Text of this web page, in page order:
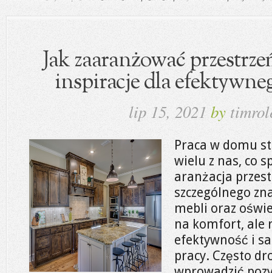
Jak zaaranżować
inspiracje dla
lip 15, 2021 by
Praca w domu
wielu z nas, co
aranżacja
szczególnego
mebli oraz
na komfort, ale
efektywność i
pracy. Często